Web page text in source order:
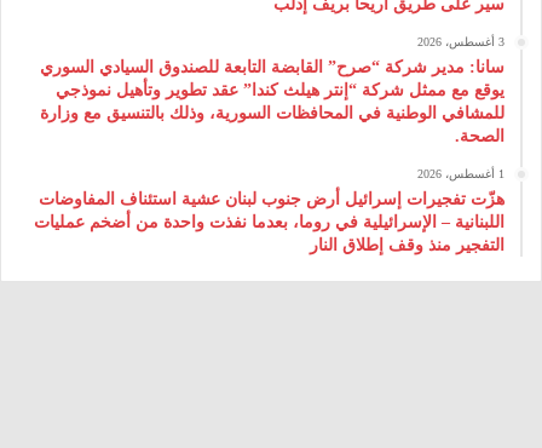
سير على طريق أريحا بريف إدلب
3 أغسطس، 2026
سانا: مدير شركة “صرح” القابضة التابعة للصندوق السيادي السوري
يوقع مع ممثل شركة “إنتر هيلث كندا” عقد تطوير وتأهيل نموذجي
للمشافي الوطنية في المحافظات السورية، وذلك بالتنسيق مع وزارة
الصحة.
1 أغسطس، 2026
هزّت تفجيرات إسرائيل أرض جنوب لبنان عشية استئناف المفاوضات
اللبنانية – الإسرائيلية في روما، بعدما نفذت واحدة من أضخم عمليات
التفجير منذ وقف إطلاق النار